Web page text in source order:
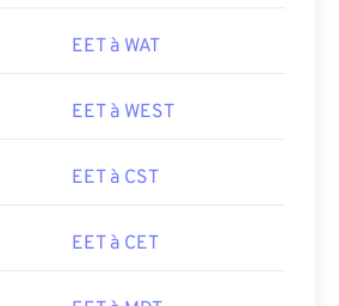
EET à WAT
EET à WEST
EET à CST
EET à CET